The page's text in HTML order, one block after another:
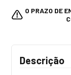
O PRAZO DE
Descrição